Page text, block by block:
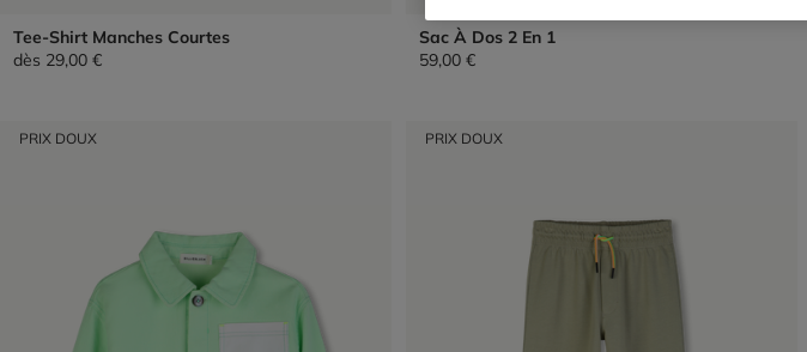
Tee-Shirt Manches Courtes
dès 29,00 €
Sac À Dos 2 En 1
59,00 €
PRIX DOUX PRIX DOUX